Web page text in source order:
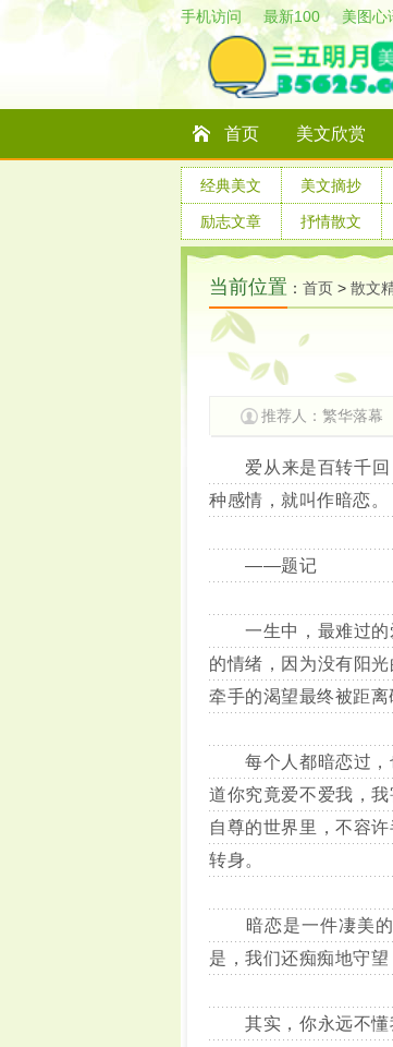
手机访问 最新100 美图心
首页 美文欣赏
经典美文 美文摘抄
励志文章 抒情散文
当前位置 ： 首页 > 散文
推荐人：繁华落幕
爱从来是百转千回
种感情，就叫作暗恋。
——题记
一生中，最难过的
的情绪，因为没有阳
牵手的渴望最终被距离
每个人都暗恋过，
道你究竟爱不爱我，
自尊的世界里，不容
转身。
暗恋是一件凄美的
是，我们还痴痴地守望
其实，你永远不懂